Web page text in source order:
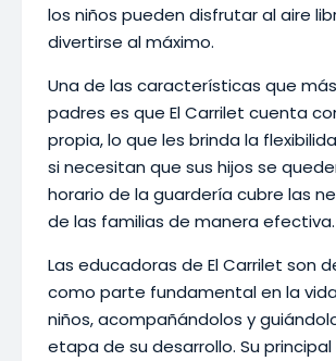
los niños pueden disfrutar al aire
divertirse al máximo.
Una de las características que
padres es que El Carrilet cuenta
propia, lo que les brinda la
si necesitan que sus hijos se
horario de la guardería cubre las
de las familias de manera efectiva.
Las educadoras de El Carrilet son
como parte fundamental en la
niños, acompañándolos y
etapa de su desarrollo. Su